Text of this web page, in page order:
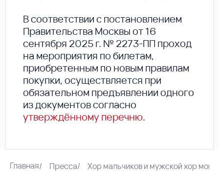
В соответствии с постановлением
Правительства Москвы от 16
сентября 2025 г. № 2273-ПП проход
на мероприятия по билетам,
приобретенным по новым правилам
покупки, осуществляется при
обязательном предъявлении одного
из документов согласно
утверждённому перечню.
Главная/ Пресса/ Хор мальчиков и мужской хор